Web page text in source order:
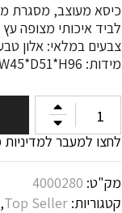
כיסא מעוצב, מסגרת
לביד איכותי מצופה עץ
צבעים במלאי: אלון
מידות: W45*D51*H96 ס”מ גובה מושב 65 ס”מ
לחצו למעבר
מק"ט: 4000280
קטגוריות: Top Seller
,